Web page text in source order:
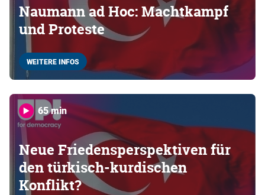
Naumann ad Hoc: Machtkampf
und Proteste
WEITERE INFOS
65 min
Neue Friedensperspektiven für
den türkisch-kurdischen
Konflikt?